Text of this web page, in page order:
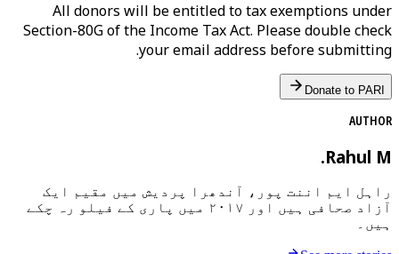
All donors will be entitled to tax exemptions under
Section-80G of the Income Tax Act. Please double check
your email address before submitting.
Donate to PARI
AUTHOR
Rahul M.
راہل ایم اننت پور، آندھرا پردیش میں مقیم ایک
آزاد صحافی ہیں اور ۲۰۱۷ میں پاری کے فیلو رہ چکے
ہیں۔